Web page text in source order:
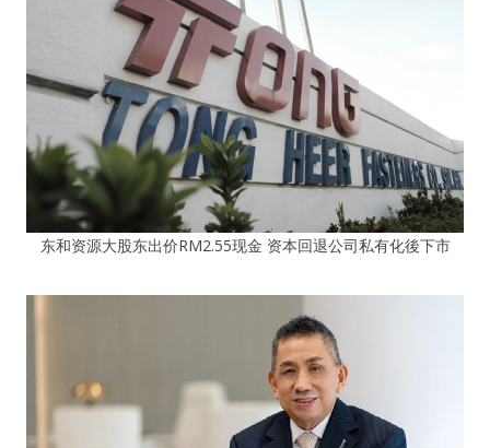
东和资源大股东出价RM2.55现金 资本回退公司私有化後下市